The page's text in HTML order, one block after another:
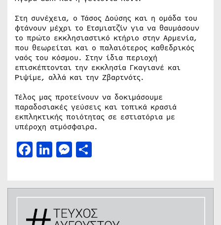
Στη συνέχεια, ο Τάσος Δούσης και η ομάδα του
φτάνουν μέχρι το Ετσμιατζίν για να θαυμάσουν
το πρώτο εκκλησιαστικό κτήριο στην Αρμενία,
που θεωρείται και ο παλαιότερος καθεδρικός
ναός του κόσμου. Στην ίδια περιοχή
επισκέπτονται την εκκλησία Γκαγιανέ και
Ριψίμε, αλλά και την Ζβαρτνότς.
Τέλος μας προτείνουν να δοκιμάσουμε
παραδοσιακές γεύσεις και τοπικά κρασιά
εκπληκτικής ποιότητας σε εστιατόρια με
υπέροχη ατμόσφαιρα.
Facebook
LinkedIn
Messenger